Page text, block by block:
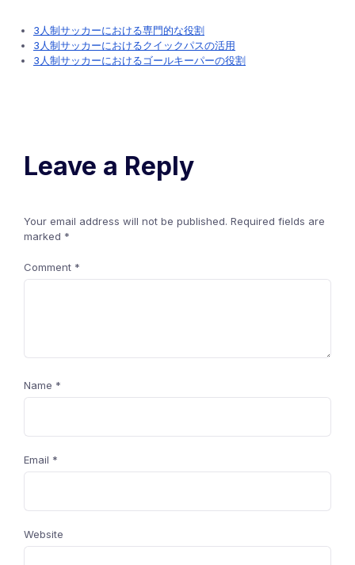
3人制サッカーにおける専門的な役割
3人制サッカーにおけるクイックパスの活用
3人制サッカーにおけるゴールキーパーの役割
Leave a Reply
Your email address will not be published. Required fields are
marked *
Comment *
Name *
Email *
Website